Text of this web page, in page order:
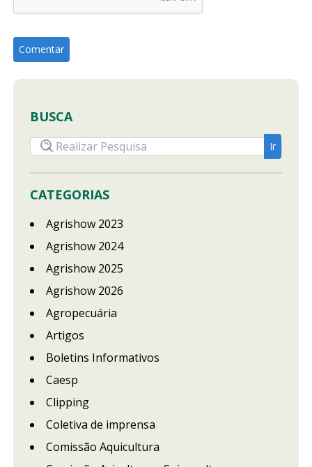
BUSCA
CATEGORIAS
Agrishow 2023
Agrishow 2024
Agrishow 2025
Agrishow 2026
Agropecuária
Artigos
Boletins Informativos
Caesp
Clipping
Coletiva de imprensa
Comissão Aquicultura